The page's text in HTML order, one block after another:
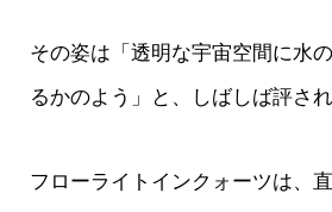
その姿は「透明な宇宙空間に水
るかのよう」と、しばしば評され
フローライトインクォーツは、